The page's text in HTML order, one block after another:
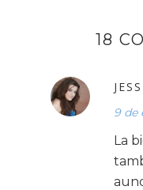
18
9 de
La